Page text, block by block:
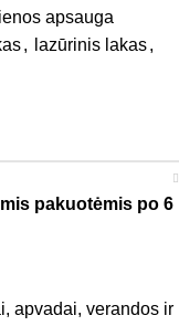
apsauga
, lazūrinis lakas,
pakuotėmis po 6
apvadai, verandos ir